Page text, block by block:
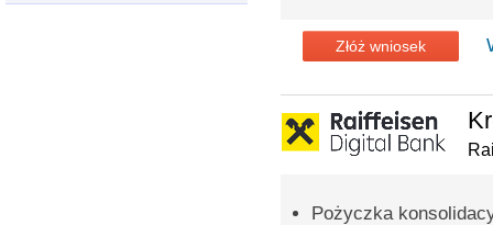
Złóż wniosek
Pożyczka